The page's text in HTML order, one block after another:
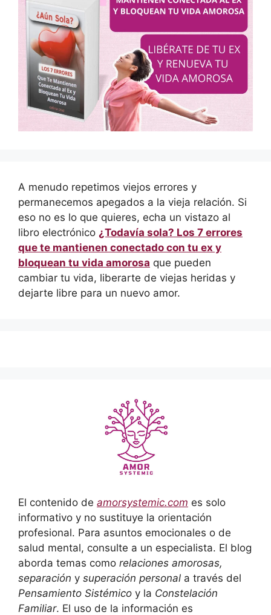
A menudo repetimos viejos errores y
permanecemos apegados a la vieja relación. Si
eso no es lo que quieres, echa un vistazo al
libro electrónico ¿Todavía sola? Los 7 errores
que te mantienen conectado con tu ex y
bloquean tu vida amorosa que pueden
cambiar tu vida, liberarte de viejas heridas y
dejarte libre para un nuevo amor.
El contenido de amorsystemic.com es solo
informativo y no sustituye la orientación
profesional. Para asuntos emocionales o de
salud mental, consulte a un especialista. El blog
aborda temas como relaciones amorosas,
separación y superación personal a través del
Pensamiento Sistémico y la Constelación
Familiar. El uso de la información es